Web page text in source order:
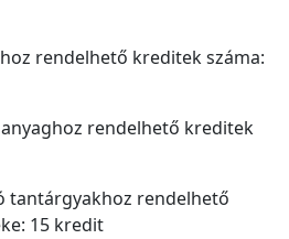
rendelhető kreditek száma:
rendelhető kreditek
tantárgyakhoz rendelhető
15 kredit